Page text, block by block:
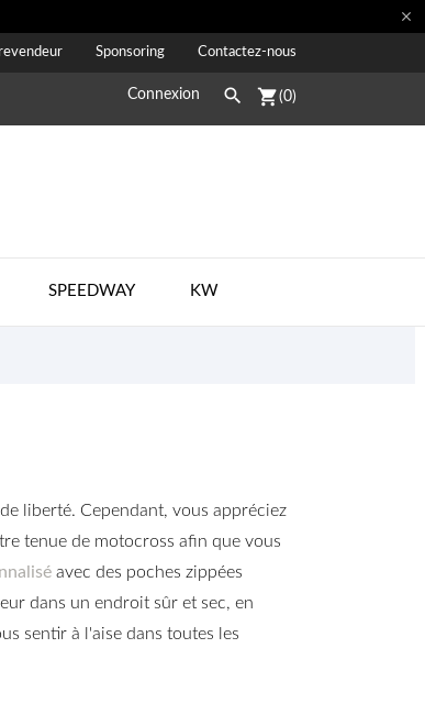

Sponsoring Contactez-nous
Connexion  shopping_cart(0)
SPEEDWAY KW
liberté. Cependant, vous appréciez
tenue de motocross afin que vous
avec des poches zippées
dans un endroit sûr et sec, en
sentir à l'aise dans toutes les